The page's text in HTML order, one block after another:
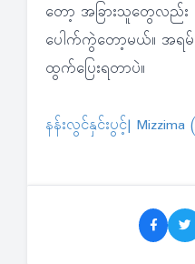
တော့ အခြားသူတွေလည်း
ပေါက်ကွဲတော့မယ်။ အရ
ထွက်ပြေးရတာပဲ။
နန်းလွင်နှင်းပွင့်| Mizzima